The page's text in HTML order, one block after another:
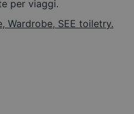
per viaggi.
Wardrobe, SEE toiletry.